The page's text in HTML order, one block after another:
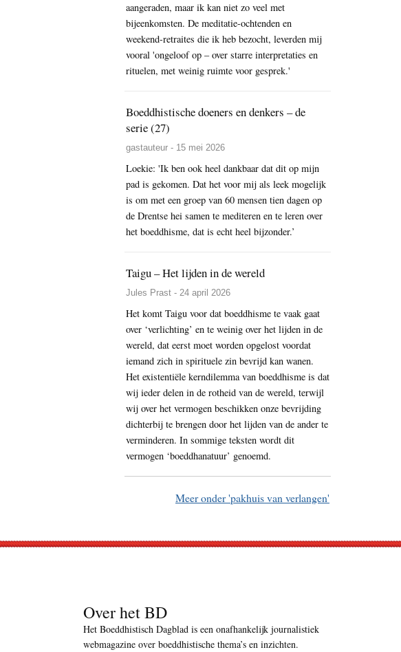
aangeraden, maar ik kan niet zo veel met
bijeenkomsten. De meditatie-ochtenden en
weekend-retraites die ik heb bezocht, leverden mij
vooral 'ongeloof op – over starre interpretaties en
rituelen, met weinig ruimte voor gesprek.'
Boeddhistische doeners en denkers – de
serie (27)
gastauteur - 15 mei 2026
Loekie: 'Ik ben ook heel dankbaar dat dit op mijn
pad is gekomen. Dat het voor mij als leek mogelijk
is om met een groep van 60 mensen tien dagen op
de Drentse hei samen te mediteren en te leren over
het boeddhisme, dat is echt heel bijzonder.’
Taigu – Het lijden in de wereld
Jules Prast - 24 april 2026
Het komt Taigu voor dat boeddhisme te vaak gaat
over ‘verlichting’ en te weinig over het lijden in de
wereld, dat eerst moet worden opgelost voordat
iemand zich in spirituele zin bevrijd kan wanen.
Het existentiële kerndilemma van boeddhisme is dat
wij ieder delen in de rotheid van de wereld, terwijl
wij over het vermogen beschikken onze bevrijding
dichterbij te brengen door het lijden van de ander te
verminderen. In sommige teksten wordt dit
vermogen ‘boeddhanatuur’ genoemd.
Meer onder 'pakhuis van verlangen'
Over het BD
Het Boeddhistisch Dagblad is een onafhankelijk journalistiek
webmagazine over boeddhistische thema’s en inzichten.